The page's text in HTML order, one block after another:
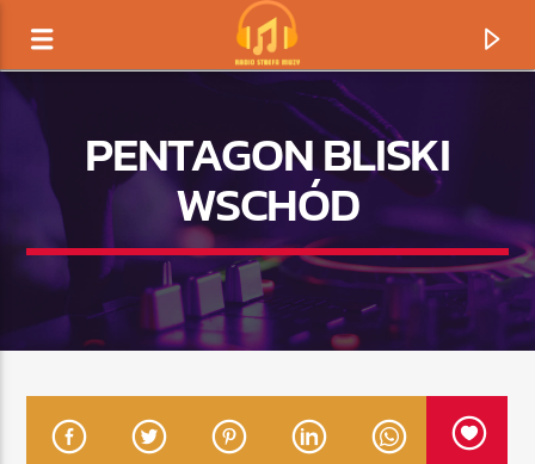
TERAZ GRAMY
PENTAGON BLISKI
WSCHÓD